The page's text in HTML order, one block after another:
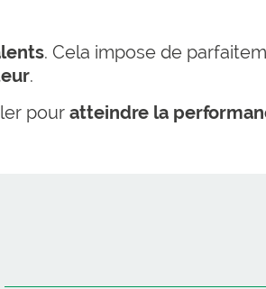
. Cela impose de
.
pour atteindre la